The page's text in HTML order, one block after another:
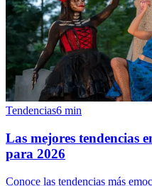
Tendencias6 min
Las mejores tendencias
para 2026
Conoce las tendencias más